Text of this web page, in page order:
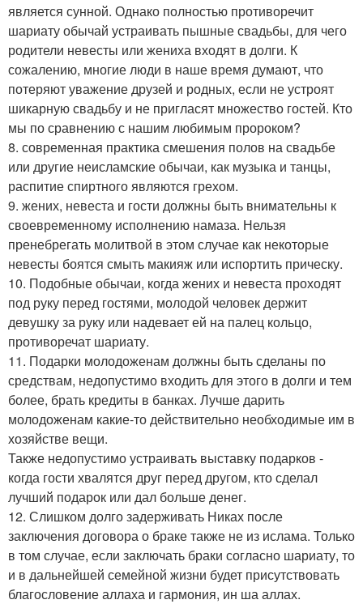
является сунной. Однако полностью противоречит
шариату обычай устраивать пышные свадьбы, для чего
родители невесты или жениха входят в долги. К
сожалению, многие люди в наше время думают, что
потеряют уважение друзей и родных, если не устроят
шикарную свадьбу и не пригласят множество гостей. Кто
мы по сравнению с нашим любимым пророком?
8. современная практика смешения полов на свадьбе
или другие неисламские обычаи, как музыка и танцы,
распитие спиртного являются грехом.
9. жених, невеста и гости должны быть внимательны к
своевременному исполнению намаза. Нельзя
пренебрегать молитвой в этом случае как некоторые
невесты боятся смыть макияж или испортить прическу.
10. Подобные обычаи, когда жених и невеста проходят
под руку перед гостями, молодой человек держит
девушку за руку или надевает ей на палец кольцо,
противоречат шариату.
11. Подарки молодоженам должны быть сделаны по
средствам, недопустимо входить для этого в долги и тем
более, брать кредиты в банках. Лучше дарить
молодоженам какие-то действительно необходимые им в
хозяйстве вещи.
Также недопустимо устраивать выставку подарков -
когда гости хвалятся друг перед другом, кто сделал
лучший подарок или дал больше денег.
12. Слишком долго задерживать Никах после
заключения договора о браке также не из ислама. Только
в том случае, если заключать браки согласно шариату, то
и в дальнейшей семейной жизни будет присутствовать
благословение аллаха и гармония, ин ша аллах.